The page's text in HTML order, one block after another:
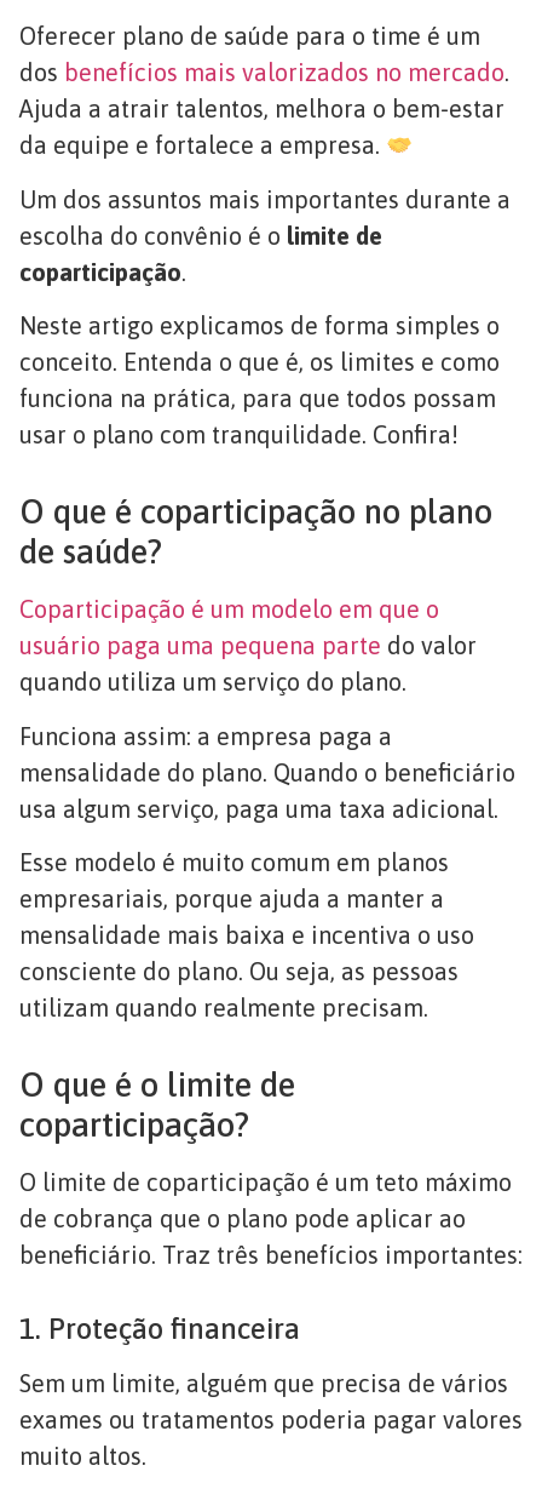
Oferecer plano de saúde para o time é um
dos benefícios mais valorizados no mercado.
Ajuda a atrair talentos, melhora o bem-estar
da equipe e fortalece a empresa.
Um dos assuntos mais importantes durante a
escolha do convênio é o limite de
coparticipação.
Neste artigo explicamos de forma simples o
conceito. Entenda o que é, os limites e como
funciona na prática, para que todos possam
usar o plano com tranquilidade. Confira!
O que é coparticipação no plano
de saúde?
Coparticipação é um modelo em que o
usuário paga uma pequena parte do valor
quando utiliza um serviço do plano.
Funciona assim: a empresa paga a
mensalidade do plano. Quando o beneficiário
usa algum serviço, paga uma taxa adicional.
Esse modelo é muito comum em planos
empresariais, porque ajuda a manter a
mensalidade mais baixa e incentiva o uso
consciente do plano. Ou seja, as pessoas
utilizam quando realmente precisam.
O que é o limite de
coparticipação?
O limite de coparticipação é um teto máximo
de cobrança que o plano pode aplicar ao
beneficiário. Traz três benefícios importantes:
1. Proteção financeira
Sem um limite, alguém que precisa de vários
exames ou tratamentos poderia pagar valores
muito altos.